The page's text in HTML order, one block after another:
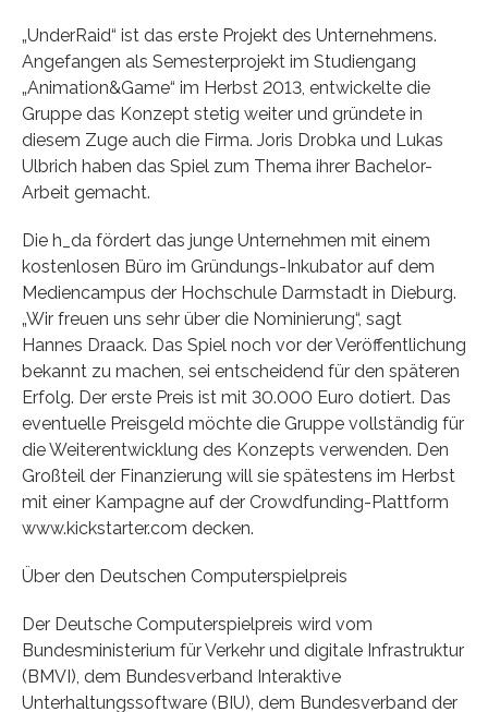
„UnderRaid“ ist das erste Projekt des Unternehmens.
Angefangen als Semesterprojekt im Studiengang
„Animation&Game“ im Herbst 2013, entwickelte die
Gruppe das Konzept stetig weiter und gründete in
diesem Zuge auch die Firma. Joris Drobka und Lukas
Ulbrich haben das Spiel zum Thema ihrer Bachelor-
Arbeit gemacht.
Die h_da fördert das junge Unternehmen mit einem
kostenlosen Büro im Gründungs-Inkubator auf dem
Mediencampus der Hochschule Darmstadt in Dieburg.
„Wir freuen uns sehr über die Nominierung“, sagt
Hannes Draack. Das Spiel noch vor der Veröffentlichung
bekannt zu machen, sei entscheidend für den späteren
Erfolg. Der erste Preis ist mit 30.000 Euro dotiert. Das
eventuelle Preisgeld möchte die Gruppe vollständig für
die Weiterentwicklung des Konzepts verwenden. Den
Großteil der Finanzierung will sie spätestens im Herbst
mit einer Kampagne auf der Crowdfunding-Plattform
www.kickstarter.com decken.
Über den Deutschen Computerspielpreis
Der Deutsche Computerspielpreis wird vom
Bundesministerium für Verkehr und digitale Infrastruktur
(BMVI), dem Bundesverband Interaktive
Unterhaltungssoftware (BIU), dem Bundesverband der